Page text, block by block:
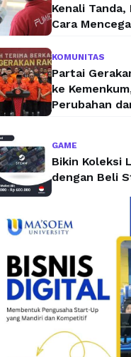
Kenali Tanda,
Cara
KOMUNITAS
Partai
ke
Perubahan
GAME
Bikin Koleksi
dengan Beli